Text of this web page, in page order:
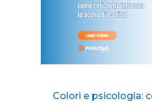
Colori e psicologia: